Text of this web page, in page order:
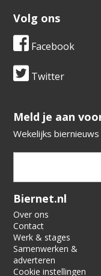
Volg ons
Facebook
Twitter
​​​​​​​Meld je aan
Wekelijks
Verification code:
Biernet.nl
Over ons
Contact
Werk & stages
Samenwerken &
adverteren
Cookie instellingen